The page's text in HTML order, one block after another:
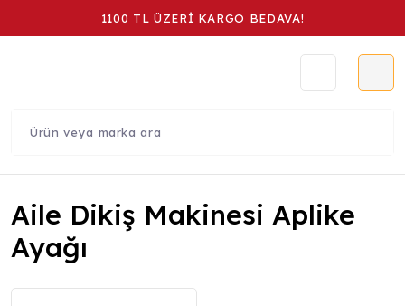
1100 TL ÜZERİ KARGO BEDAVA!
Aile Dikiş Makinesi Aplike
Ayağı